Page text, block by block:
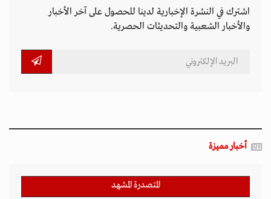
اشترك في النشرة الإخبارية لدينا للحصول على آخر الأخبار
والأخبار الشعبية والتحديثات الحصرية.
أخبار مميزة
المتصدرة المشهد